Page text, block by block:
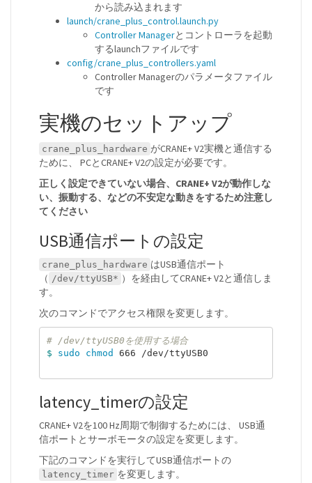
から読み込まれます
launch/crane_plus_control.launch.py
Controller Managerとコントローラを起動
するlaunchファイルです
config/crane_plus_controllers.yaml
Controller Managerのパラメータファイル
です
実機のセットアップ
crane_plus_hardware がCRANE+ V2実機と通信する
ために、 PCとCRANE+ V2の設定が必要です。
正しく設定できていない場合、CRANE+ V2が動作しな
い、振動する、などの不安定な動きをするため注意し
てください
USB通信ポートの設定
crane_plus_hardware はUSB通信ポート
（ /dev/ttyUSB* ）を経由してCRANE+ V2と通信しま
す。
次のコマンドでアクセス権限を変更します。
# /dev/ttyUSB0を使用する場合
$ sudo chmod 666 /dev/ttyUSB0
latency_timerの設定
CRANE+ V2を100 Hz周期で制御するためには、 USB通
信ポートとサーボモータの設定を変更します。
下記のコマンドを実行してUSB通信ポートの
latency_timer を変更します。